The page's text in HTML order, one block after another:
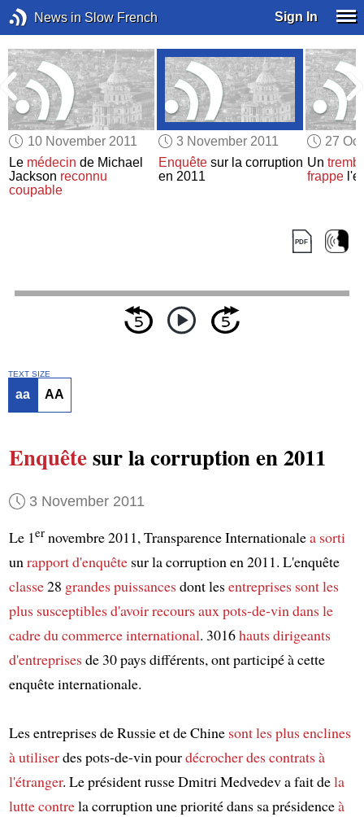
News in Slow French Sign In
10 November 2011
Le médecin de Michael
Jackson reconnu
coupable
3 November 2011
Enquêtesur la corruption
en 2011
27
Un
frappe
TEXT SIZE
aa AA
Enquêtesur la corruption en 2011
3 November 2011
Le 1ernovembre 2011, Transparence Internationalea sorti
unrapport d'enquêtesur la corruption en 2011. L'enquête
classe28 grandes puissancesdont lesentreprises sont les
plus susceptibles d'avoir recours aux pots-de-vindans le
cadre du commerce international. 3016hauts dirigeants
d'entreprisesde 30 pays différents, ont participé à cette
enquête internationale.
Les entreprises de Russie et de Chine sont les plus enclines
àutiliserdes pots-de-vin pourdécrocher des contrats à
l'étranger. Le président russe Dmitri Medvedev a fait dela
lutte contrela corruption une priorité dans sa présidenceà